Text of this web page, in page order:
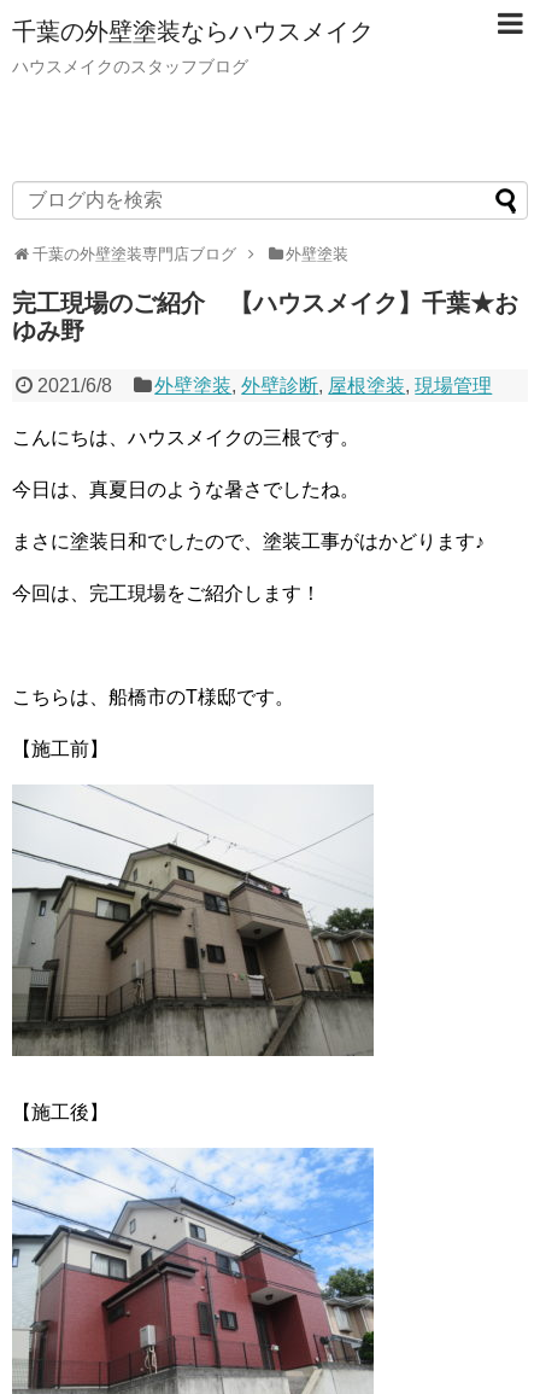
千葉の外壁塗装ならハウスメイク
ハウスメイクのスタッフブログ
千葉の外壁塗装専門店ブログ 外壁塗装
完工現場のご紹介 【ハウスメイク】千葉★お
ゆみ野
2021/6/8 外壁塗装,外壁診断, 屋根塗装,現場管理
こんにちは、ハウスメイクの三根です。
今日は、真夏日のような暑さでしたね。
まさに塗装日和でしたので、塗装工事がはかどります♪
今回は、完工現場をご紹介します！
こちらは、船橋市のT様邸です。
【施工前】
【施工後】